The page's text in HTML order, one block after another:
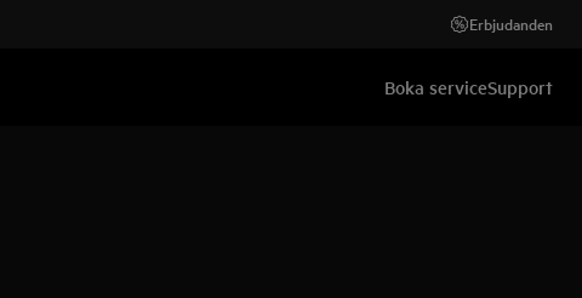
Erbjudanden
Boka serviceSupport